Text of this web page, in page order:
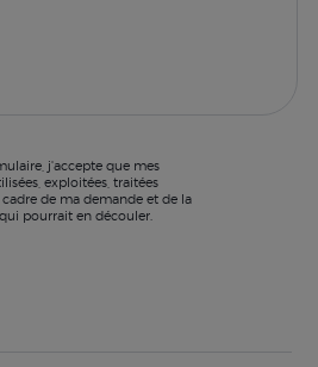
j'accepte que mes
exploitées, traitées
de ma demande et de la
pourrait en découler.